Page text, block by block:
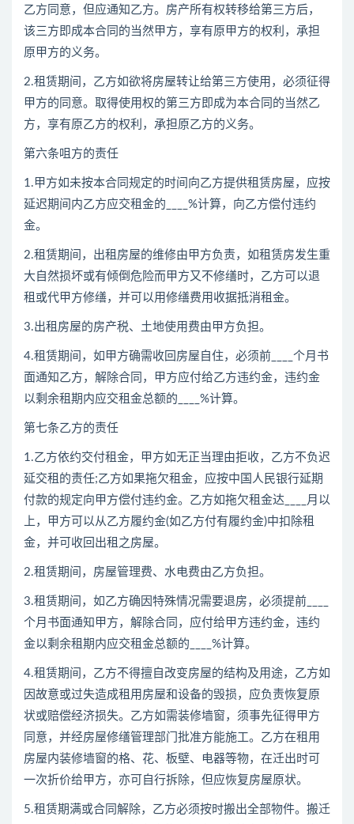
乙方同意，但应通知乙方。房产所有权转移给第三方后，
该三方即成本合同的当然甲方，享有原甲方的权利，承担
原甲方的义务。
2.租赁期间，乙方如欲将房屋转让给第三方使用，必须征得
甲方的同意。取得使用权的第三方即成为本合同的当然乙
方，享有原乙方的权利，承担原乙方的义务。
第六条咀方的责任
1.甲方如未按本合同规定的时间向乙方提供租赁房屋，应按
延迟期间内乙方应交租金的____%计算，向乙方偿付违约
金。
2.租赁期间，出租房屋的维修由甲方负责，如租赁房发生重
大自然损坏或有倾倒危险而甲方又不修缮时，乙方可以退
租或代甲方修缮，并可以用修缮费用收据抵消租金。
3.出租房屋的房产税、土地使用费由甲方负担。
4.租赁期间，如甲方确需收回房屋自住，必须前____个月书
面通知乙方，解除合同，甲方应付给乙方违约金，违约金
以剩余租期内应交租金总额的____%计算。
第七条乙方的责任
1.乙方依约交付租金，甲方如无正当理由拒收，乙方不负迟
延交租的责任;乙方如果拖欠租金，应按中国人民银行延期
付款的规定向甲方偿付违约金。乙方如拖欠租金达____月以
上，甲方可以从乙方履约金(如乙方付有履约金)中扣除租
金，并可收回出租之房屋。
2.租赁期间，房屋管理费、水电费由乙方负担。
3.租赁期间，如乙方确因特殊情况需要退房，必须提前____
个月书面通知甲方，解除合同，应付给甲方违约金，违约
金以剩余租期内应交租金总额的____%计算。
4.租赁期间，乙方不得擅自改变房屋的结构及用途，乙方如
因故意或过失造成租用房屋和设备的毁损，应负责恢复原
状或赔偿经济损失。乙方如需装修墙窗，须事先征得甲方
同意，并经房屋修缮管理部门批准方能施工。乙方在租用
房屋内装修墙窗的格、花、板壁、电器等物，在迁出时可
一次折价给甲方，亦可自行拆除，但应恢复房屋原状。
5.租赁期满或合同解除，乙方必须按时搬出全部物件。搬迁